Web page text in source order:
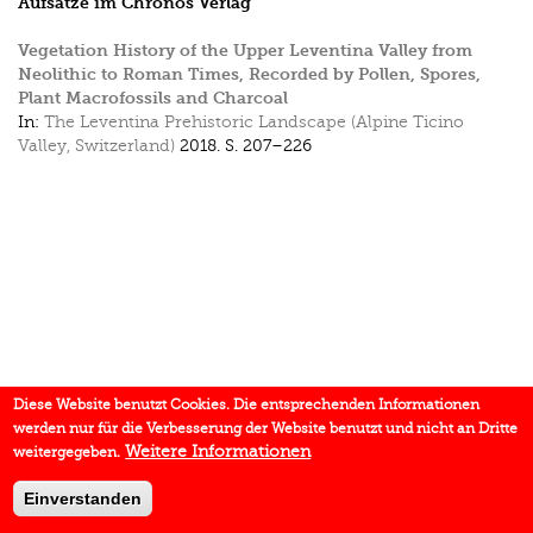
Vegetation History of the Upper Leventina Valley from
Neolithic to Roman Times, Recorded by Pollen, Spores,
Plant Macrofossils and Charcoal
In: The Leventina Prehistoric Landscape (Alpine Ticino
Valley, Switzerland) 2018. S. 207–226
Diese Website benutzt Cookies. Die entsprechenden Informationen
werden nur für die Verbesserung der Website benutzt und nicht an Dritte
weitergegeben. Weitere Informationen
Einverstanden